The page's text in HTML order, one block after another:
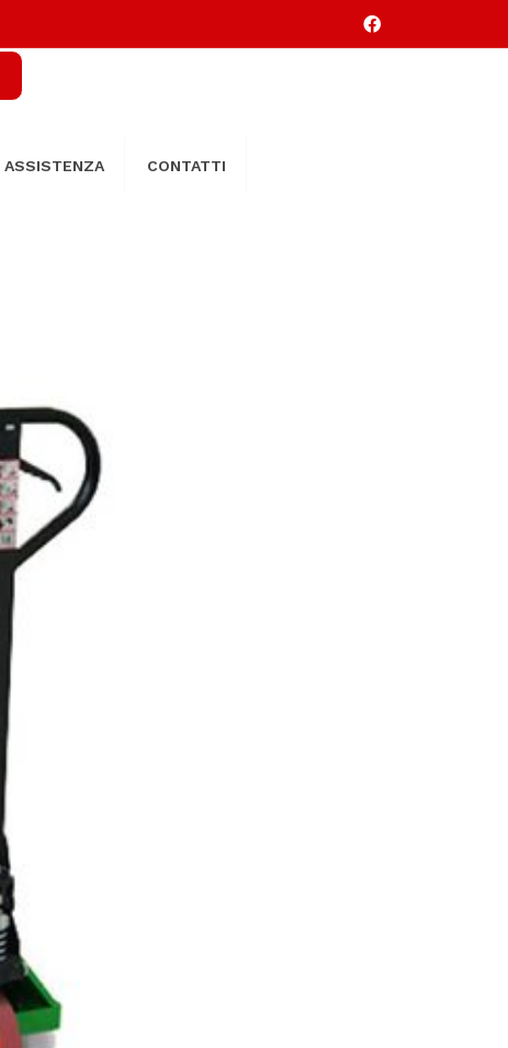
ASSISTENZA CONTATTI